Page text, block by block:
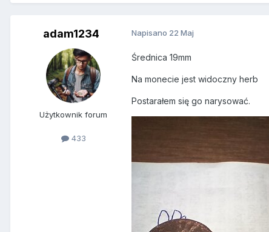
adam1234
Użytkownik forum
433
Napisano 22 Maj
Średnica 19mm
Na monecie jest widoczny herb
Postarałem się go narysować.